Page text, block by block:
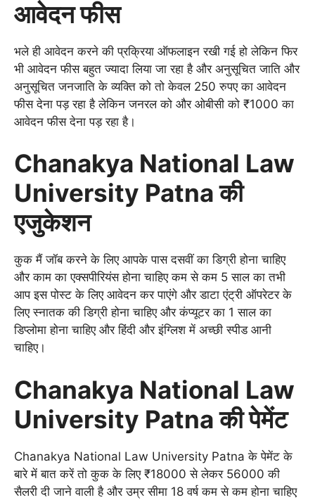
आवेदन फीस
भले ही आवेदन करने की प्रक्रिया ऑफलाइन रखी गई हो लेकिन फिर
भी आवेदन फीस बहुत ज्यादा लिया जा रहा है और अनुसूचित जाति और
अनुसूचित जनजाति के व्यक्ति को तो केवल 250 रुपए का आवेदन
फीस देना पड़ रहा है लेकिन जनरल को और ओबीसी को ₹1000 का
आवेदन फीस देना पड़ रहा है।
Chanakya National Law
University Patna की
एजुकेशन
कुक मैं जॉब करने के लिए आपके पास दसवीं का डिग्री होना चाहिए
और काम का एक्सपीरियंस होना चाहिए कम से कम 5 साल का तभी
आप इस पोस्ट के लिए आवेदन कर पाएंगे और डाटा एंट्री ऑपरेटर के
लिए स्नातक की डिग्री होना चाहिए और कंप्यूटर का 1 साल का
डिप्लोमा होना चाहिए और हिंदी और इंग्लिश में अच्छी स्पीड आनी
चाहिए।
Chanakya National Law
University Patna की पेमेंट
Chanakya National Law University Patna के पेमेंट के
बारे में बात करें तो कुक के लिए ₹18000 से लेकर 56000 की
सैलरी दी जाने वाली है और उम्र सीमा 18 वर्ष कम से कम होना चाहिए